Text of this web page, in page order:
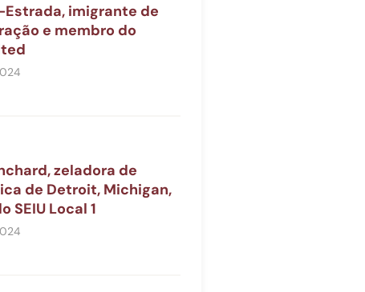
Estrada, imigrante de
e membro do
zeladora de
de Detroit, Michigan,
SEIU Local 1